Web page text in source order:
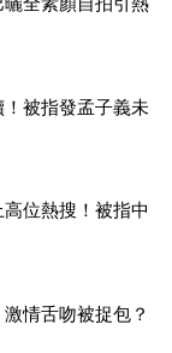
！被指發孟子義未
位熱搜！被指中
情舌吻被捉包？